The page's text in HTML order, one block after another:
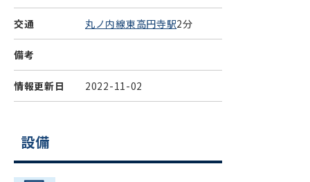
交通 丸ノ内線東高円寺駅2分
備考
情報更新日 2022-11-02
設備